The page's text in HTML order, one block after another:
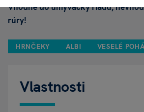
Vhodné do umývačky riadu,
rúry!
HRNČEKY ALBI VESELÉ
Vlastnosti